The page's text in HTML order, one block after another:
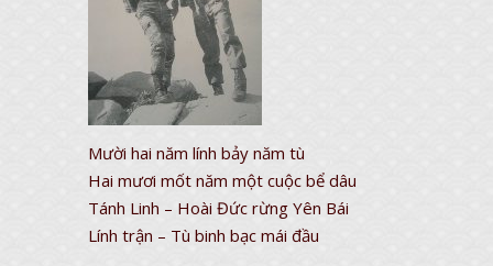
Mười hai năm lính bảy năm tù
Hai mươi mốt năm một cuộc bể dâu
Tánh Linh – Hoài Đức rừng Yên Bái
Lính trận – Tù binh bạc mái đầu